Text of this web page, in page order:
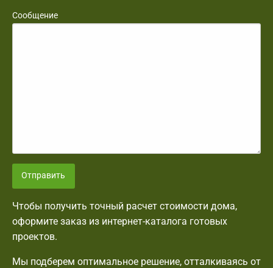
Сообщение
Отправить
Чтобы получить точный расчет стоимости дома,
оформите заказ из интернет-каталога готовых
проектов.
Мы подберем оптимальное решение, отталкиваясь от